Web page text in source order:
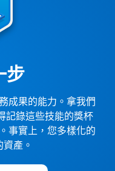
步
成果的能力。拿我們
記錄這些技能的獎杯
事實上，您多樣化的
產。